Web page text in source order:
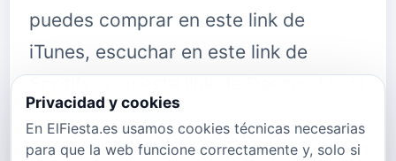
puedes comprar en este link de
iTunes, escuchar en este link de
De Gomar, m&aacute;s conocida
como Luc&iacute;a Love, es una joven
Privacidad y cookies
En ElFiesta.es usamos cookies técnicas necesarias
para que la web funcione correctamente y, solo si